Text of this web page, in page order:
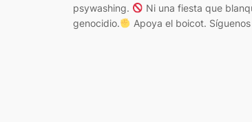
psywashing.
Ni una fiesta que
genocidio.
Apoya el boicot.